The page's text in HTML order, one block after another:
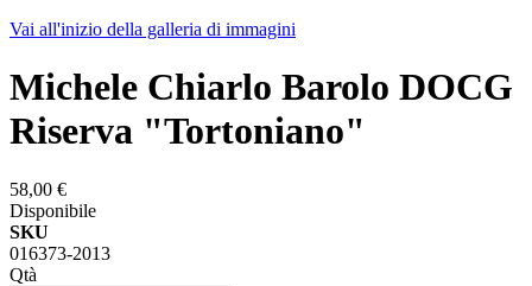
Vai all'inizio della galleria di immagini
Michele Chiarlo Barolo DOCG
Riserva "Tortoniano"
58,00 €
Disponibile
SKU
016373-2013
Qtà